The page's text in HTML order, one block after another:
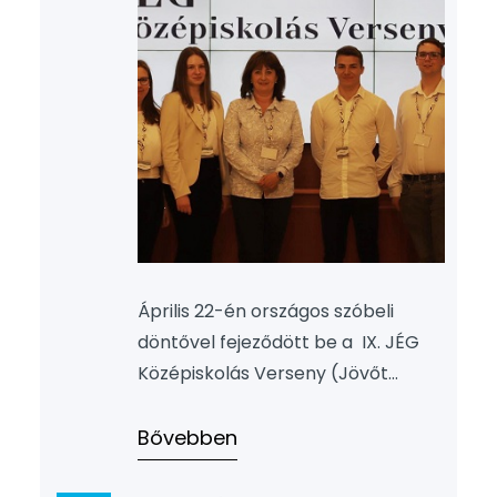
Április 22-én országos szóbeli
döntővel fejeződött be a IX. JÉG
Középiskolás Verseny (Jövőt
Corvinus Egyetem és a Pénziránytű
Alapítvány együttműködésével.
Bővebben